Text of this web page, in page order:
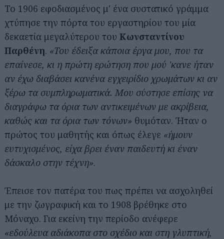
Το 1906 εφοδιασμένος μ' ένα συστατικό γράμμα
χτύπησε την πόρτα του εργαστηρίου του μία
δεκαετία μεγαλύτερου του Κωνσταντίνου
Παρθένη. «Του έδειξα κάποια έργα μου, που τα
επαίνεσε, κι η πρώτη ερώτηση που μού 'κανε ήταν
αν έχω διαβάσει κανένα εγχειρίδιο χρωμάτων κι αν
ξέρω τα συμπληρωματικά. Μου σύστησε επίσης να
διαγράφω τα όρια των αντικειμένων με ακρίβεια,
καθώς και τα όρια των τόνων» θυμόταν. Ήταν ο
πρώτος του μαθητής και όπως έλεγε «ήμουν
ευτυχισμένος, είχα βρει έναν παιδευτή κι έναν
δάσκαλο στην τέχνη».
Έπεισε τον πατέρα του πως πρέπει να ασχοληθεί
με την ζωγραφική και το 1908 βρέθηκε στο
Μόναχο. Για εκείνη την περίοδο ανέφερε
«εδούλευα αδιάκοπα στο σχέδιο και στη γλυπτική,